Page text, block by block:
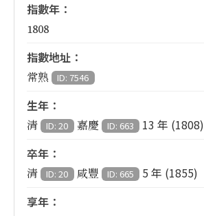
指數年：
1808
指數地址：
常熟 ID: 7546
生年：
清 ID: 20 嘉慶 ID: 663
13 年 (1808)
卒年：
清 ID: 20 咸豐 ID: 665
5 年 (1855)
享年：